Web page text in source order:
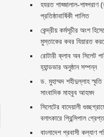
হযরত শাহ্জালাল-শাহ্পরাণ
প্রতিষ্ঠাবার্ষিকী পালিত ‎​
কেন্দ্রীয় কর্মসূচীর অংশ
মুস্তাকের কবর যিয়ারত
রোটারী ক্লাব অব সিলেট
হ্যান্ডভার অনুষ্ঠান সম্পন্ন
ড. মুহাম্মদ শহীদুল্লাহ স্মৃতি
সাংবাদিক মাহবুব আহমদ
সিলেটের বাদেয়ালী
বলাৎকারে প্রিন্সিপাল
বাংলাদেশ প্রবাসী কল্যাণ